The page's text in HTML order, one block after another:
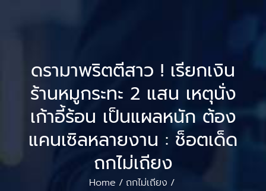
ดรามาพริตตีสาว ! เรียกเงิน
ร้านหมูกระทะ 2 แสน เหตุนั่ง
เก้าอี้ร้อน เป็นแผลหนัก ต้อง
แคนเซิลหลายงาน : ช็อตเด็ด
ถกไม่เถียง
Home / ถกไม่เถียง /